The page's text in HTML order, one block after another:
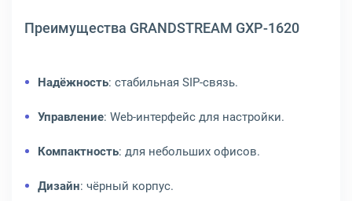
Преимущества GRANDSTREAM GXP-1620
Надёжность: стабильная SIP-связь.
Управление: Web-интерфейс для настройки.
Компактность: для небольших офисов.
Дизайн: чёрный корпус.